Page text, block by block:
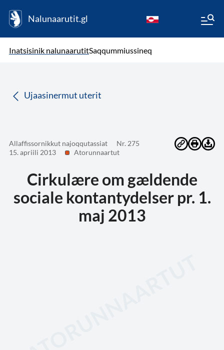
Nalunaarutit.gl
Inatsisinik nalunaarutitSaqqummiussineq
Ujaasinermut uterit
Allaffissornikkut najoqqutassiat
Nr. 275
15. apriili 2013
Atorunnaartut
Cirkulære om gældende
sociale kontantydelser pr. 1.
maj 2013